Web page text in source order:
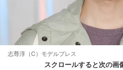
志尊淳（C）モデルプレス
スクロールすると次の画